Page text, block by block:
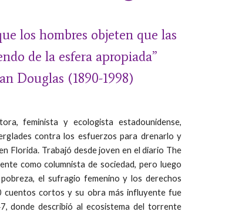
los hombres objeten que las
de la esfera apropiada”
Douglas (1890-1998)
feminista y ecologista estadounidense,
contra los esfuerzos para drenarlo y
Florida. Trabajó desde joven en el diario The
como columnista de sociedad, pero luego
el sufragio femenino y los derechos
cuentos cortos y su obra más influyente fue
donde describió al ecosistema del torrente